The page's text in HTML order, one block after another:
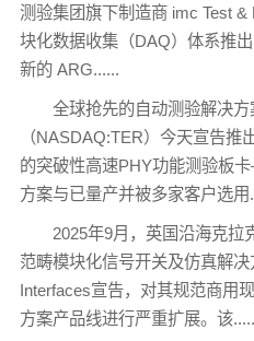
测验集团旗下制造商 imc Test
块化数据收集（DAQ）体系推
新的 ARG......
全球抢先的自动测验解决方
（NASDAQ:TER）今天宣告推
的突破性高速PHY功能测验板
方案与已量产并被多家客户选用
2025年9月，英国沿海克拉
范畴模块化信号开关及仿真解
Interfaces宣告，对其规范商用
方案产品线进行严重扩展。该